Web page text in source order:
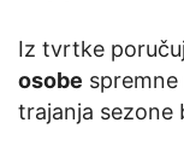
Iz tvrtke
osobe
trajanja sezone